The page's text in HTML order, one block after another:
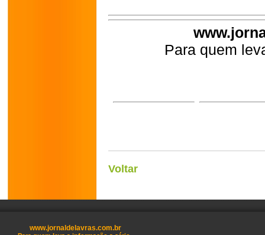
Para quem
Voltar
www.jornaldelavras.com.br